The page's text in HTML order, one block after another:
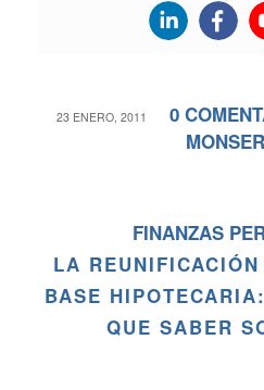
23 ENERO, 2011
/ 0 /
FINANZAS
LA
BASE
QUE SABER